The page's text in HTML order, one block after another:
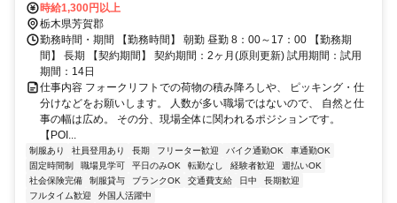
時給1,300円以上
栃木県芳賀郡
勤務時間・期間 【勤務時間】 朝勤 昼勤 8：00～17：00 【勤務期
間】 長期 【契約期間】 契約期間：2ヶ月(原則更新) 試用期間：試用
期間：14日
仕事内容 フォークリフトでの荷物の積み降ろしや、 ピッキング・仕
分けなどをお願いします。 人数が多い職場ではないので、 自然と仕
事の幅は広め。 その分、現場全体に関われるポジションです。
【POI...
制服あり 社員登用あり 長期 フリーター歓迎 バイク通勤OK
車通勤OK
固定時間制
職場見学可 平日のみOK 転勤なし 経験者歓迎
週払いOK
社会保険完備
制服貸与 ブランクOK 交通費支給 日中
長期歓迎
フルタイム歓迎
外国人活躍中